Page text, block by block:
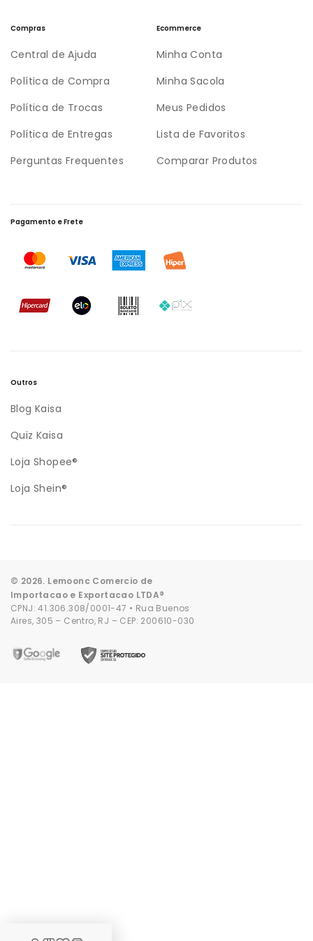
Compras
Central de Ajuda
Política de Compra
Política de Trocas
Política de Entregas
Perguntas Frequentes
Ecommerce
Minha Conta
Minha Sacola
Meus Pedidos
Lista de Favoritos
Comparar Produtos
Outros
Blog Kaisa
Quiz Kaisa
Loja Shopee®
Loja Shein®
Pagamento e Frete
© 2026. Lemoonc Comercio de
Importacao e Exportacao LTDA®
CPNJ: 41.306.308/0001-47 • Rua Buenos
Aires, 305 – Centro, RJ – CEP: 200610-030